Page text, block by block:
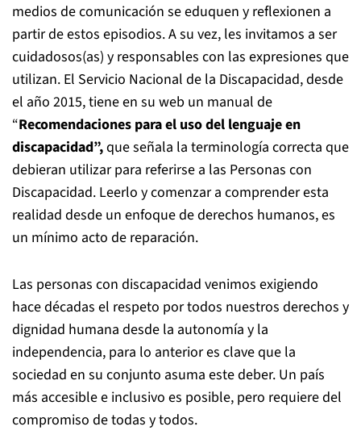
medios de comunicación se eduquen y reflexionen a
partir de estos episodios. A su vez, les invitamos a ser
cuidadosos(as) y responsables con las expresiones que
utilizan. El Servicio Nacional de la Discapacidad, desde
el año 2015, tiene en su web un manual de
“Recomendaciones para el uso del lenguaje en
discapacidad”,que señala la terminología correcta que
debieran utilizar para referirse a las Personas con
Discapacidad. Leerlo y comenzar a comprender esta
realidad desde un enfoque de derechos humanos, es
un mínimo acto de reparación.
Las personas con discapacidad venimos exigiendo
hace décadas el respeto por todos nuestros derechos y
dignidad humana desde la autonomía y la
independencia, para lo anterior es clave que la
sociedad en su conjunto asuma este deber. Un país
más accesible e inclusivo es posible, pero requiere del
compromiso de todas y todos.